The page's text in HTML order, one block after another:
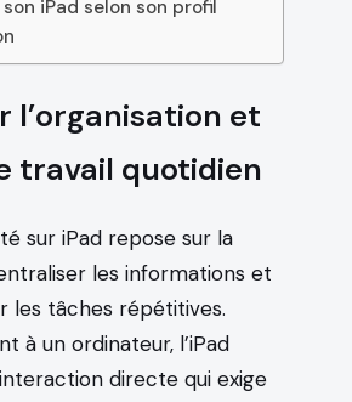
iPad selon son profil
l’organisation et
travail quotidien
sur iPad repose sur la
les informations et
les tâches répétitives.
à un ordinateur, l’iPad
directe qui exige